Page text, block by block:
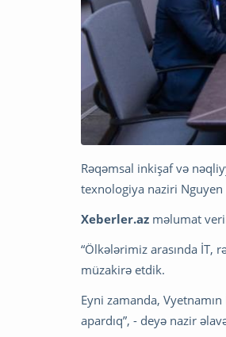
Rəqəmsal inkişaf və
texnologiya naziri
Xeberler.az məlumat
“Ölkələrimiz arasında İT,
müzakirə etdik.
Eyni zamanda,
apardıq”, - deyə nazir